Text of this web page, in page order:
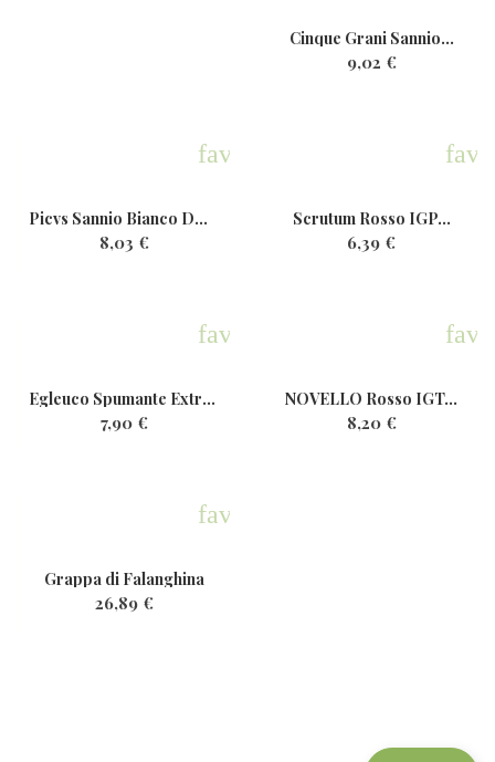
Cinque Grani Sannio...
9,02 €
favorite
Picvs Sannio Bianco DOP Bio...
8,03 €
Scrutum Rosso IGP...
6,39 €
favorite
Egleuco Spumante ExtraDry...
7,90 €
NOVELLO Rosso IGT...
8,20 €
favorite
Grappa di Falanghina
26,89 €